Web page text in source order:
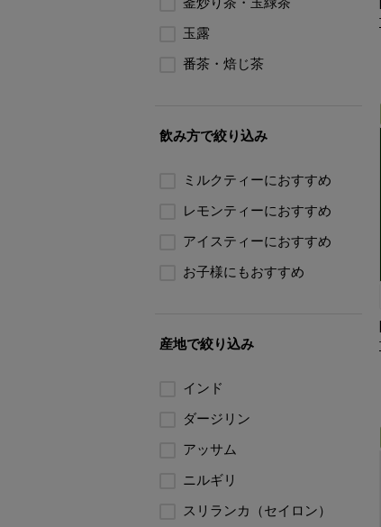
玉露
番茶・焙じ茶
飲み方で絞り込み
ミルクティーにおすすめ
レモンティーにおすすめ
アイスティーにおすすめ
お子様にもおすすめ
産地で絞り込み
インド
ダージリン
アッサム
ニルギリ
スリランカ（セイロン）